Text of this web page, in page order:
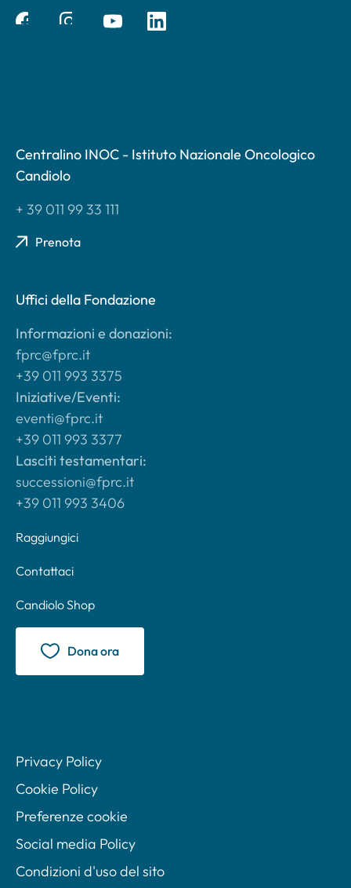
Centralino INOC - Istituto Nazionale Oncologico
Candiolo
+ 39 011 99 33 111
Prenota
Uffici della Fondazione
Informazioni e donazioni:
fprc@fprc.it
+39 011 993 3375
Iniziative/Eventi:
eventi@fprc.it
+39 011 993 3377
Lasciti testamentari:
successioni@fprc.it
+39 011 993 3406
Raggiungici
Contattaci
Candiolo Shop
Dona ora
Privacy Policy
Cookie Policy
Preferenze cookie
Social media Policy
Condizioni d'uso del sito